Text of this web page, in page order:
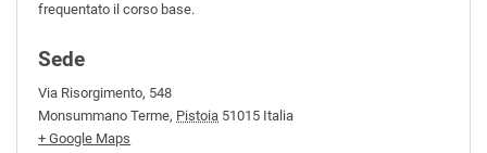
frequentato il corso base.
Sede
Via Risorgimento, 548
Monsummano Terme, Pistoia 51015 Italia
+ Google Maps